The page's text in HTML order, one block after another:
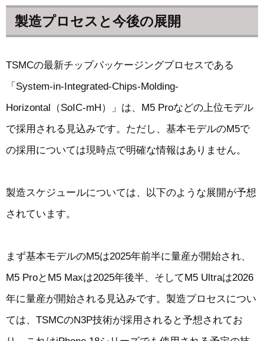
製造プロセスと今後の展開
TSMCの最新チップパッケージングプロセスである
「System-in-Integrated-Chips-Molding-
Horizontal（SoIC-mH）」は、M5 Proなどの上位モデル
で採用される見込みです。ただし、基本モデルのM5で
の採用については現時点で明確な情報はありません。
製造スケジュールについては、以下のような展開が予想
されています。
まず基本モデルのM5は2025年前半に量産が開始され、
M5 ProとM5 Maxは2025年後半、そしてM5 Ultraは2026
年に量産が開始される見込みです。製造プロセスについ
ては、TSMCのN3P技術が採用されると予想されてお